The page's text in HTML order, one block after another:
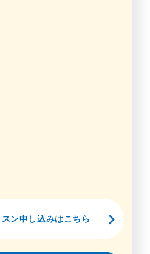
ン申し込みはこちら